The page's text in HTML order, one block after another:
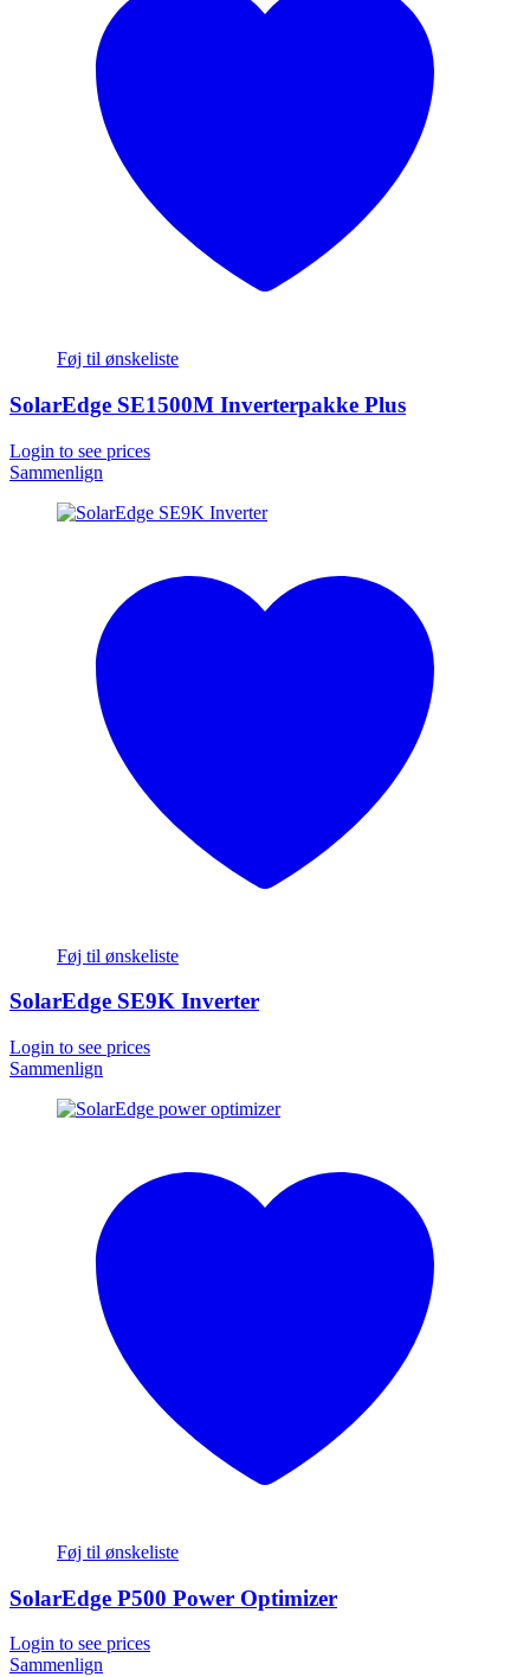
Føj til ønskeliste
SolarEdge SE1500M Inverterpakke Plus
Login to see prices
Sammenlign
Føj til ønskeliste
SolarEdge SE9K Inverter
Login to see prices
Sammenlign
Føj til ønskeliste
SolarEdge P500 Power Optimizer
Login to see prices
Sammenlign